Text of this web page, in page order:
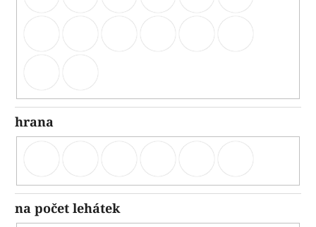
hrana
na počet lehátek